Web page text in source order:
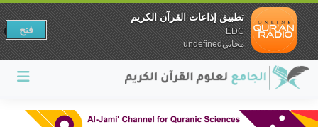
تطبيق إذاعات القرآن الكريم
EDC
مجانيundefined
فتح